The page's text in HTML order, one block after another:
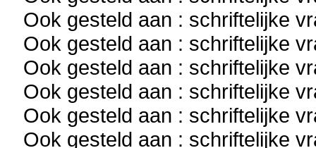
Ook gesteld aan : schriftelijke
Ook gesteld aan : schriftelijke
Ook gesteld aan : schriftelijke
Ook gesteld aan : schriftelijke
Ook gesteld aan : schriftelijke
Ook gesteld aan : schriftelijke